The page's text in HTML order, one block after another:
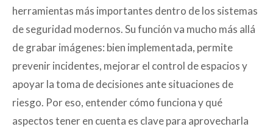
herramientas más importantes dentro de los sistemas
de seguridad modernos. Su función va mucho más allá
de grabar imágenes: bien implementada, permite
prevenir incidentes, mejorar el control de espacios y
apoyar la toma de decisiones ante situaciones de
riesgo. Por eso, entender cómo funciona y qué
aspectos tener en cuenta es clave para aprovecharla